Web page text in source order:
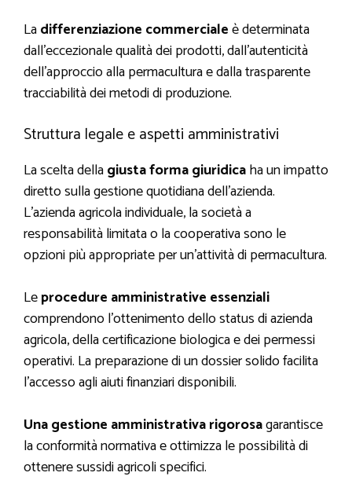
Ladifferenziazione commercialeè determinata
dall’eccezionale qualità dei prodotti, dall’autenticità
dell’approccio alla permacultura e dalla trasparente
tracciabilità dei metodi di produzione.
Struttura legale e aspetti amministrativi
La scelta dellagiusta forma giuridicaha un impatto
diretto sulla gestione quotidiana dell’azienda.
L’azienda agricola individuale, la società a
responsabilità limitata o la cooperativa sono le
opzioni più appropriate per un’attività di permacultura.
Leprocedure amministrative essenziali
comprendono l’ottenimento dello status di azienda
agricola, della certificazione biologica e dei permessi
operativi. La preparazione di un dossier solido facilita
l’accesso agli aiuti finanziari disponibili.
Una gestione amministrativa rigorosagarantisce
la conformità normativa e ottimizza le possibilità di
ottenere sussidi agricoli specifici.